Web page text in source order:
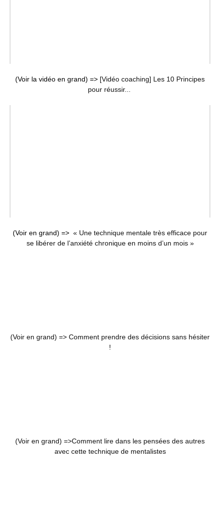
(Voir la vidéo en grand) => [Vidéo coaching] Les 10 Principes
pour réussir...
(Voir en grand) => « Une technique mentale très efficace pour
se libérer de l’anxiété chronique en moins d’un mois »
(Voir en grand) => Comment prendre des décisions sans hésiter
!
(Voir en grand) =>Comment lire dans les pensées des autres
avec cette technique de mentalistes